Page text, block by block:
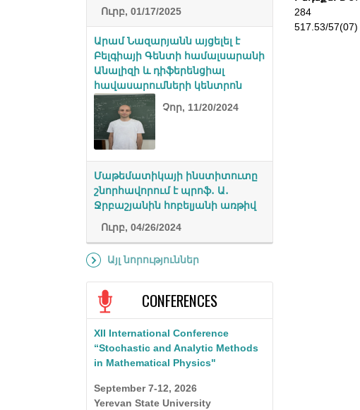
284
517.53/57(07)
Ուրբ, 01/17/2025
Արամ Նազարյանն այցելել է
Բելգիայի Գենտի համալսարանի
Անալիզի և դիֆերենցիալ
հավասարումների կենտրոն
Չոր, 11/20/2024
Մաթեմատիկայի ինստիտուտը
շնորհավորում է պրոֆ․ Ա․
Ջրբաշյանին հոբելյանի առթիվ
Ուրբ, 04/26/2024
Այլ նորություններ
CONFERENCES
XII International Conference
“Stochastic and Analytic Methods
in Mathematical Physics"
September 7-12, 2026
Yerevan State University